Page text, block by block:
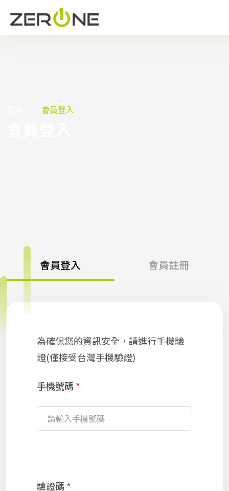
會員登入
會員登入 會員註冊
為確保您的資訊安全，請進行手機驗
證(僅接受台灣手機驗證)
手機號碼 *
驗證碼 *